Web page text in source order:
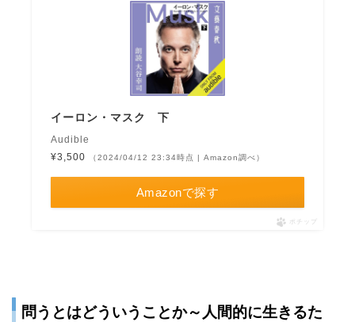
イーロン・マスク 下
Audible
¥3,500
（2024/04/12 23:34時点 | Amazon調べ）
Amazonで探す
ポチップ
問うとはどういうことか～人間的に生きるた